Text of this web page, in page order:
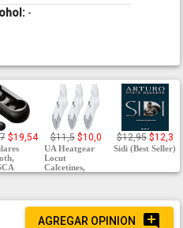
-
$19,54 $11,5 $10,0
UA Heatgear
Locut
Calcetines,
$12,95 $12,3
Sidi (Best Seller)
AGREGAR OPINION